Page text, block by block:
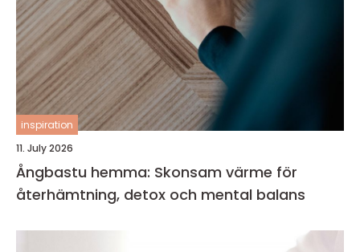
inspiration
11. July 2026
Ångbastu hemma: Skonsam värme för
återhämtning, detox och mental balans